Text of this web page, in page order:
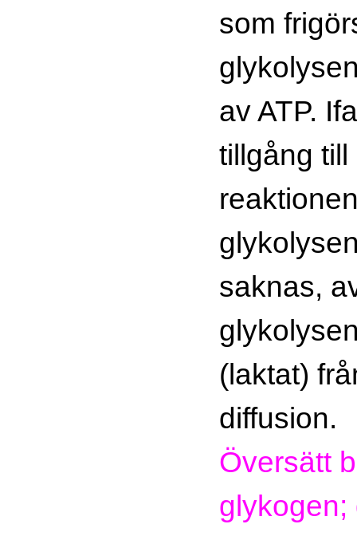
som
av ATP.
tillgång
saknas,
(laktat)
diffusion.
Översätt
glykogen;